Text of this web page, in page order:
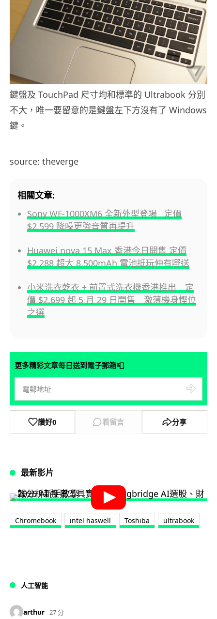
鍵盤及 TouchPad 尺寸均和標準的 Ultrabook 分別
不大，唯一要留意的是鍵盤左下方沒有了 Windows
鍵。
source: theverge
相關文章:
Sony WF-1000XM6 全新外型登場 定價
$2,599 降噪更強音質再提升
Huawei nova 15 Max 香港今日開售 定價
$2,288 超大 8,500mAh 電池抵玩仲有嘢送
小米洗衣乾衣 + 前置式洗衣機香港推出 定
價 $2,699 起 5 月 29 日開售 激薄機身慳位
之選
更多精彩文章每日送到電子郵箱📮
讚好0 看留言 分享
最新影片
Chromebook intel haswell Toshiba ultrabook
人工智能
arthur 27 分